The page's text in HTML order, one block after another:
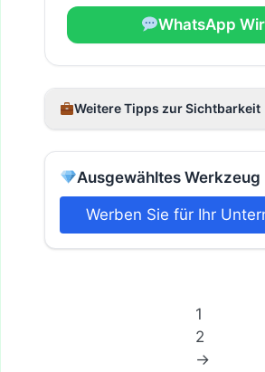
WhatsApp Wir
Weitere Tipps zur Sichtbarkeit
Ausgewähltes Werkzeug
Werben Sie für Ihr
1
2
→